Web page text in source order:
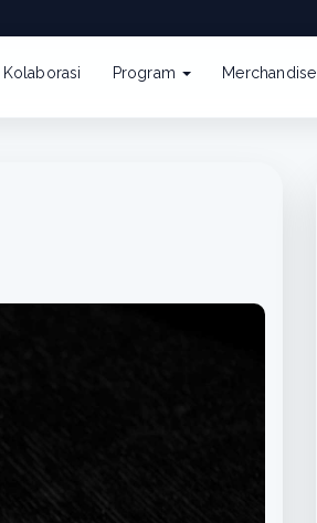
Kolaborasi Program Merchandise